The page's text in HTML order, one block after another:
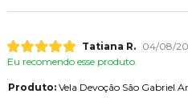
Tatiana R.
04/08/
Eu recomendo esse produto.
Produto:Vela Devoção São Gabriel